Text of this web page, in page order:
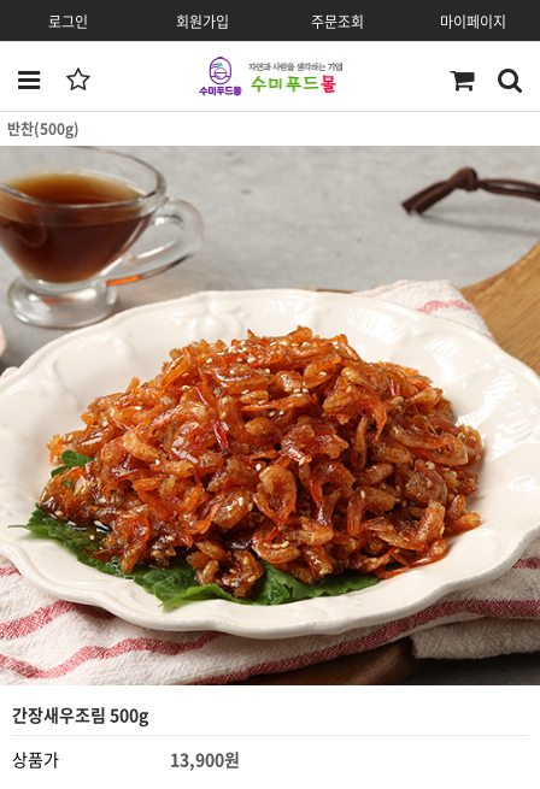
로그인 회원가입 주문조회 마이페이지
반찬(500g)
간장새우조림 500g
상품가
13,900원